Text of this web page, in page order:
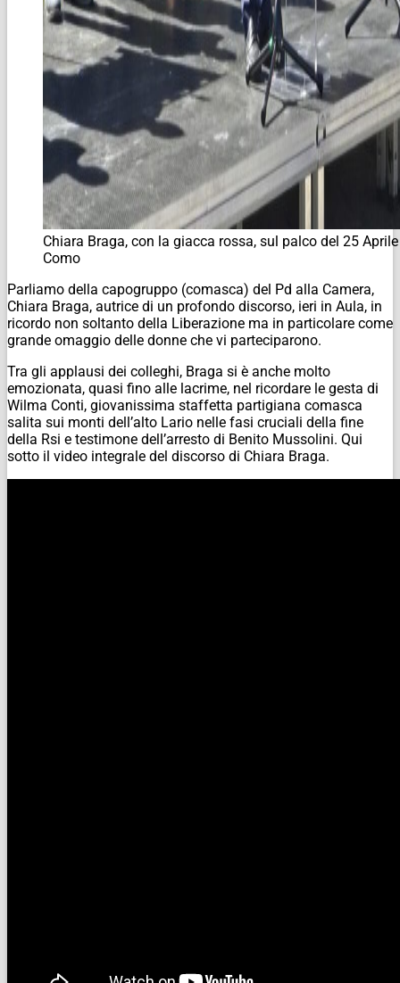
Chiara Braga, con la giacca rossa, sul palco del 25
Como
Parliamo della capogruppo (comasca) del Pd alla Camera,
Chiara Braga, autrice di un profondo discorso, ieri in Aula, in
ricordo non soltanto della Liberazione ma in particolare come
grande omaggio delle donne che vi parteciparono.
Tra gli applausi dei colleghi, Braga si è anche molto
emozionata, quasi fino alle lacrime, nel ricordare le gesta di
Wilma Conti, giovanissima staffetta partigiana comasca
salita sui monti dell’alto Lario nelle fasi cruciali della fine
della Rsi e testimone dell’arresto di Benito Mussolini. Qui
sotto il video integrale del discorso di Chiara Braga.